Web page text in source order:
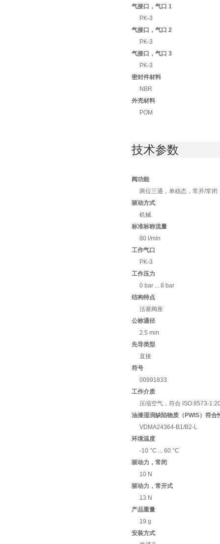
气接口，气口 1
PK-3
气接口，气口 2
PK-3
气接口，气口 3
PK-3
密封件材料
NBR
外壳材料
POM
技术参数
阀功能
两位三通，单稳态，常开/常闭
驱动方式
机械
标准标称流量
80 l/min
工作气口
PK-3
工作压力
0 bar ... 8 bar
结构特点
活塞阀座
公称通径
2.5 mm
先导类型
直接
符号
00991833
工作介质
压缩空气，符合 ISO 8573-
油漆湿润缺陷物质（PWIS）符合
VDMA24364-B1/B2-L
环境温度
-10 °C ... 60 °C
驱动力，常闭
10 N
驱动力，常开式
13 N
产品重量
19 g
安装方式